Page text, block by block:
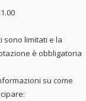
sono limitati e la
è obbligatoria
su come